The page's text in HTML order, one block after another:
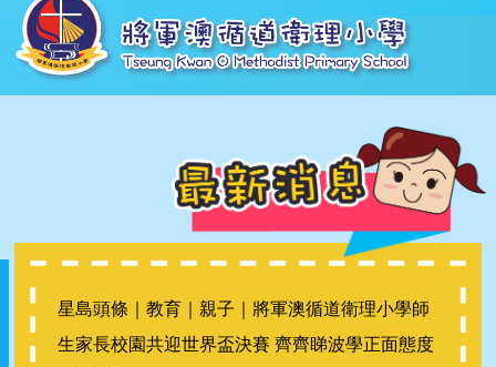
星島頭條｜教育｜親子｜將軍澳循道衛理小學師
生家長校園共迎世界盃決賽 齊齊睇波學正面態度